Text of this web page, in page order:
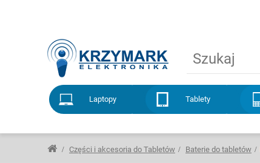
Laptopy Tablety
Części i akcesoria do Tabletów Baterie do tabletów